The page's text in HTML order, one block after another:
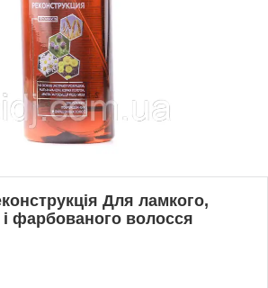
Для ламкого,
фарбованого волосся